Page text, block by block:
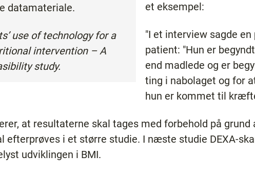
datamateriale.
use of technology for a
intervention – A
study.
et eksempel:
"I et interview sagde
patient: "Hun er
end madlede og er
ting i nabolaget og for
hun er kommet til
at resultaterne skal tages med forbehold på
efterprøves i et større studie. I næste studie DEXA-
udviklingen i BMI.